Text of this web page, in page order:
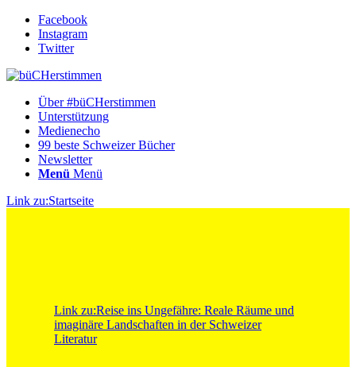
Facebook
Instagram
Twitter
Über #büCHerstimmen
Unterstützung
Medienecho
99 beste Schweizer Bücher
Newsletter
Menü Menü
Link zu:Startseite
Link zu:Reise ins Ungefähre: Reale Räume und
imaginäre Landschaften in der Schweizer
Literatur